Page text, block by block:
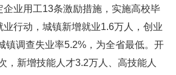
企业用工13条激励措施，实施高校毕
业行动，城镇新增就业1.6万人，创业
镇调查失业率5.2%，为全省最低。开
，新增技能人才3.2万人、高技能人